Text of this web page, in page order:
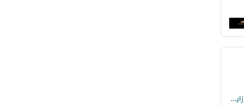
شقة متشطبة بالكامل بالتكيفات و استلام فورى فى الشيخ زايد ابراج زد اورا